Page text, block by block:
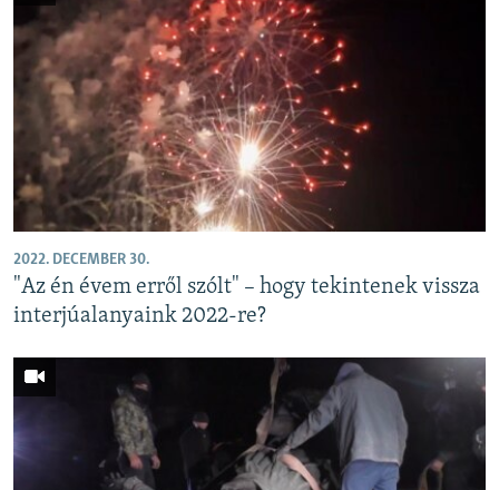
2022. DECEMBER 30.
"Az én évem erről szólt" – hogy tekintenek vissza
interjúalanyaink 2022-re?